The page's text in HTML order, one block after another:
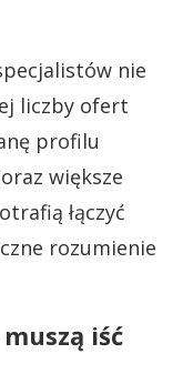
nie
liczby ofert
profilu
większe
łączyć
rozumienie
iść